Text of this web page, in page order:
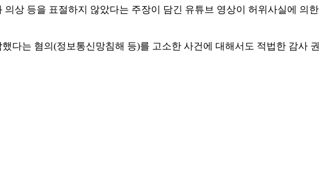
상 등을 표절하지 않았다는 주장이 담긴 유튜브 영상이 허위사실에 의
다는 혐의(정보통신망침해 등)를 고소한 사건에 대해서도 적법한 감사